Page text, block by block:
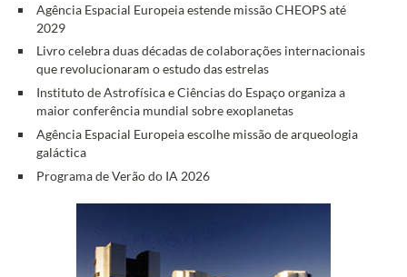
Agência Espacial Europeia estende missão CHEOPS até
2029
Livro celebra duas décadas de colaborações internacionais
que revolucionaram o estudo das estrelas
Instituto de Astrofísica e Ciências do Espaço organiza a
maior conferência mundial sobre exoplanetas
Agência Espacial Europeia escolhe missão de arqueologia
galáctica
Programa de Verão do IA 2026